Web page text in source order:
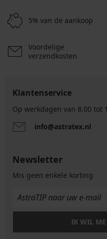
5% van de aankoop
Voordelige
verzendkosten
Klantenservice
Op werkdagen van 8.00 tot
info@astratex.nl
Newsletter
Mis geen enkele korting
IK WIL